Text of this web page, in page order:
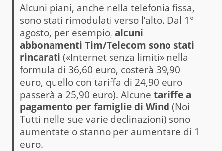
Alcuni piani, anche nella telefonia fissa,
sono stati rimodulati verso l’alto. Dal 1°
agosto, per esempio, alcuni
abbonamenti Tim/Telecom sono stati
rincarati («Internet senza limiti» nella
formula di 36,60 euro, costerà 39,90
euro, quello con tariffa di 24,90 euro
passerà a 25,90 euro). Alcune tariffe a
pagamento per famiglie di Wind (Noi
Tutti nelle sue varie declinazioni) sono
aumentate o stanno per aumentare di 1
euro.